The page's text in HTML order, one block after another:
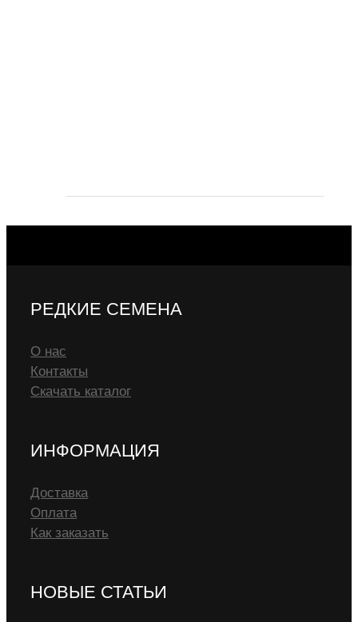
РЕДКИЕ СЕМЕНА
О нас
Контакты
Скачать каталог
ИНФОРМАЦИЯ
Доставка
Оплата
Как заказать
НОВЫЕ СТАТЬИ